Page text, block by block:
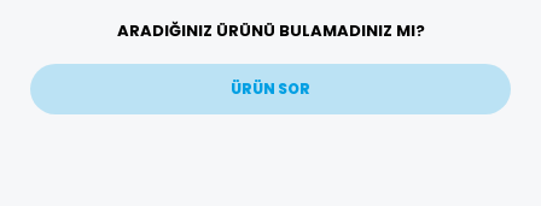
ARADIĞINIZ ÜRÜNÜ BULAMADINIZ MI?
ÜRÜN SOR